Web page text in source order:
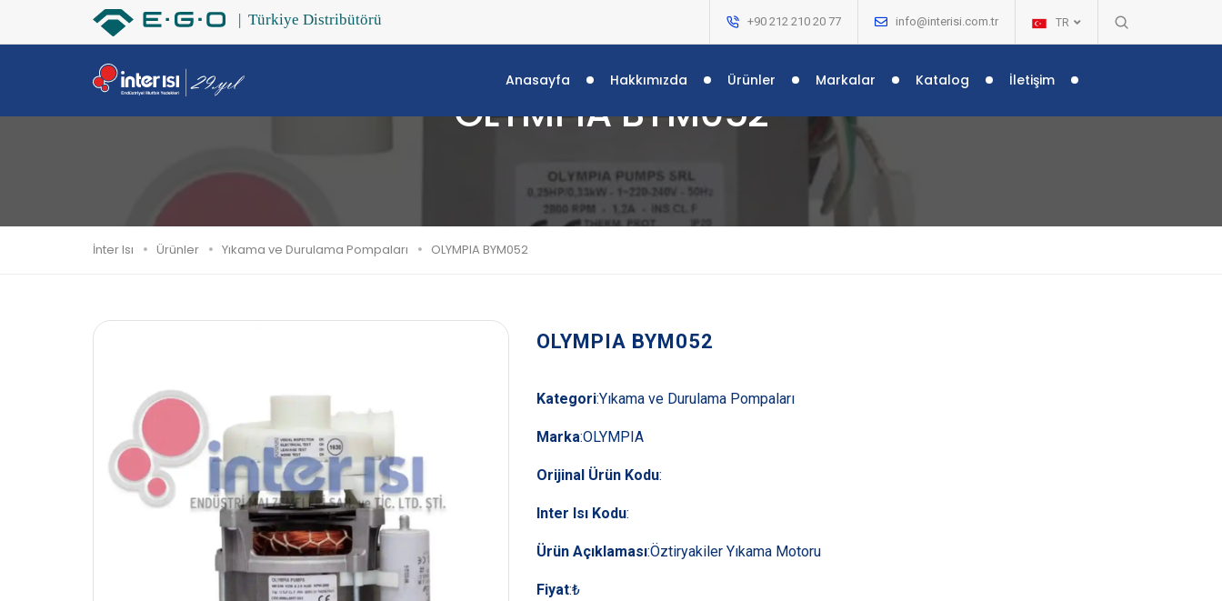
+90 212 210 20 77 info@interisi.com.tr TR
Anasayfa Hakkımızda Ürünler Markalar Katalog İletişim
OLYMPIA BYM052
İnter Isı Ürünler Yıkama ve Durulama Pompaları OLYMPIA BYM052
OLYMPIA BYM052
Kategori:Yıkama ve Durulama Pompaları
Marka:OLYMPIA
Orijinal Ürün Kodu:
Inter Isı Kodu:
Ürün Açıklaması:Öztiryakiler Yıkama Motoru
Fiyat:₺